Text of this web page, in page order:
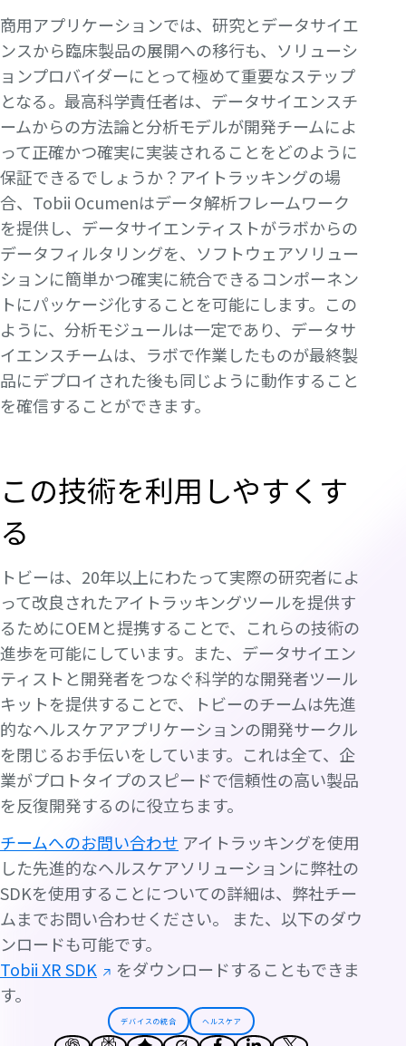
商用アプリケーションでは、研究とデータサイエ
ンスから臨床製品の展開への移行も、ソリューシ
ョンプロバイダーにとって極めて重要なステップ
となる。最高科学責任者は、データサイエンスチ
ームからの方法論と分析モデルが開発チームによ
って正確かつ確実に実装されることをどのように
保証できるでしょうか？アイトラッキングの場
合、Tobii Ocumenはデータ解析フレームワーク
を提供し、データサイエンティストがラボからの
データフィルタリングを、ソフトウェアソリュー
ションに簡単かつ確実に統合できるコンポーネン
トにパッケージ化することを可能にします。この
ように、分析モジュールは一定であり、データサ
イエンスチームは、ラボで作業したものが最終製
品にデプロイされた後も同じように動作すること
を確信することができます。
この技術を利用しやすくす
る
トビーは、20年以上にわたって実際の研究者によ
って改良されたアイトラッキングツールを提供す
るためにOEMと提携することで、これらの技術の
進歩を可能にしています。また、データサイエン
ティストと開発者をつなぐ科学的な開発者ツール
キットを提供することで、トビーのチームは先進
的なヘルスケアアプリケーションの開発サークル
を閉じるお手伝いをしています。これは全て、企
業がプロトタイプのスピードで信頼性の高い製品
を反復開発するのに役立ちます。
チームへのお問い合わせ アイトラッキングを使用
した先進的なヘルスケアソリューションに弊社の
SDKを使用することについての詳細は、弊社チー
ムまでお問い合わせください。 また、以下のダウ
ンロードも可能です。
Tobii XR SDK
をダウンロードすることもできま
す。
デバイスの統合 ヘルスケア